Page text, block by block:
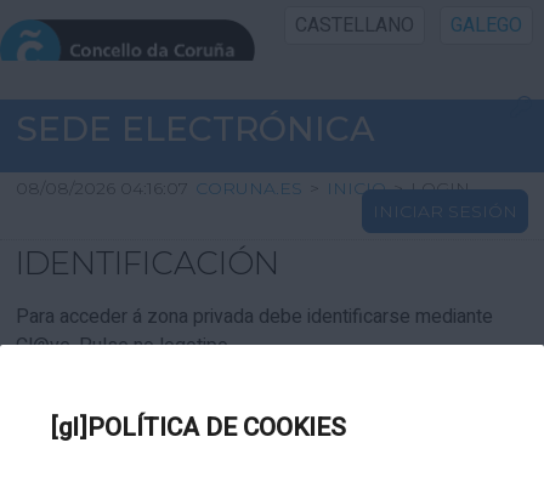
[gl]POLÍTICA DE COOKIES
CASTELLANO GALEGO
INICIO SEDE
INICIO
INFORMACIÓN PÚBLICA
CARTAFOL CIDADÁN
SEDE ELECTRÓNICA
08/08/2026 04:16:07 CORUNA.ES > INICIO > LOGIN
INICIAR SESIÓN
IDENTIFICACIÓN
Para acceder á zona privada debe identificarse mediante
Cl@ve. Pulse no logotipo